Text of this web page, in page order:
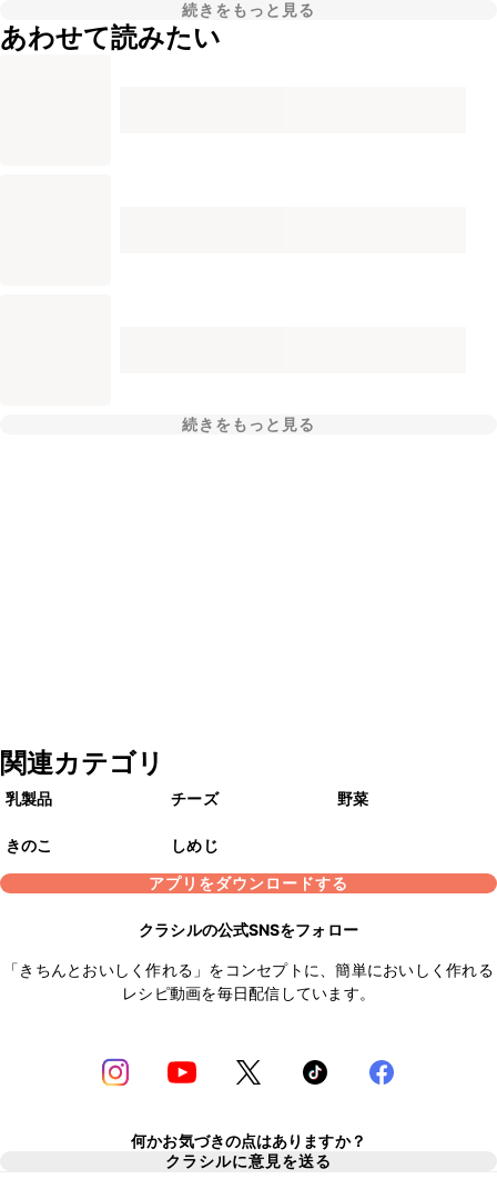
続きをもっと見る
あわせて読みたい
続きをもっと見る
関連カテゴリ
乳製品 チーズ 野菜
きのこ
しめじ
アプリをダウンロードする
クラシルの公式SNSをフォロー
「きちんとおいしく作れる」をコンセプトに、簡単においしく作れる
レシピ動画を毎日配信しています。
何かお気づきの点はありますか？
クラシルに意見を送る